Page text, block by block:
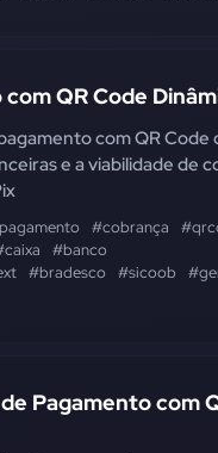
QR Code
com QR Code
e a viabilidade de
#cobrança
#banco
#bradesco #sicoob
Pagamento com